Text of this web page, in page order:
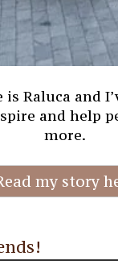
is Raluca and
and help
more.
my story